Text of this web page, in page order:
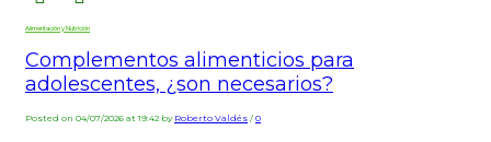
Alimentación y Nutrición
Complementos alimenticios para
adolescentes, ¿son necesarios?
Posted on 04/07/2026 at 19:42 by Roberto Valdés / 0